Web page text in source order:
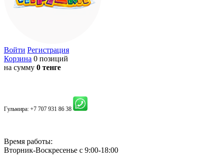
Войти Регистрация
Корзина 0 позиций
на сумму 0 тенге
Гульмира: +7 707 931 86 38
Время работы:
Вторник-Воскресенье с 9:00-18:00